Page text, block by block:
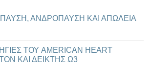
ΑΝΔΡΟΠΑΥΣΗ ΚΑΙ ΑΠΩΛΕΙΑ
ΤΟΥ AMERICAN HEART
ΚΑΙ ΔΕΙΚΤΗΣ Ω3